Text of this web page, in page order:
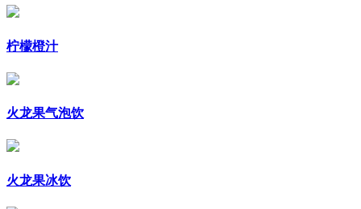
柠檬橙汁
火龙果气泡饮
火龙果冰饮